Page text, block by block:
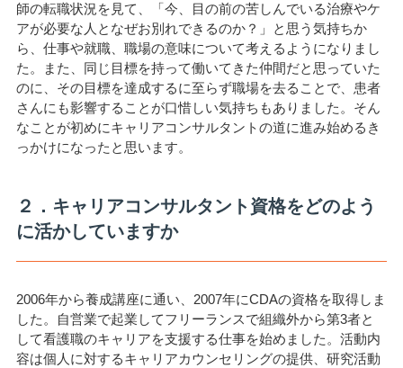
師の転職状況を見て、「今、目の前の苦しんでいる治療やケ
アが必要な人となぜお別れできるのか？」と思う気持ちか
ら、仕事や就職、職場の意味について考えるようになりまし
た。また、同じ目標を持って働いてきた仲間だと思っていた
のに、その目標を達成するに至らず職場を去ることで、患者
さんにも影響することが口惜しい気持ちもありました。そん
なことが初めにキャリアコンサルタントの道に進み始めるき
っかけになったと思います。
２．キャリアコンサルタント資格をどのよう
に活かしていますか
2006年から養成講座に通い、2007年にCDAの資格を取得しま
した。自営業で起業してフリーランスで組織外から第3者と
して看護職のキャリアを支援する仕事を始めました。活動内
容は個人に対するキャリアカウンセリングの提供、研究活動